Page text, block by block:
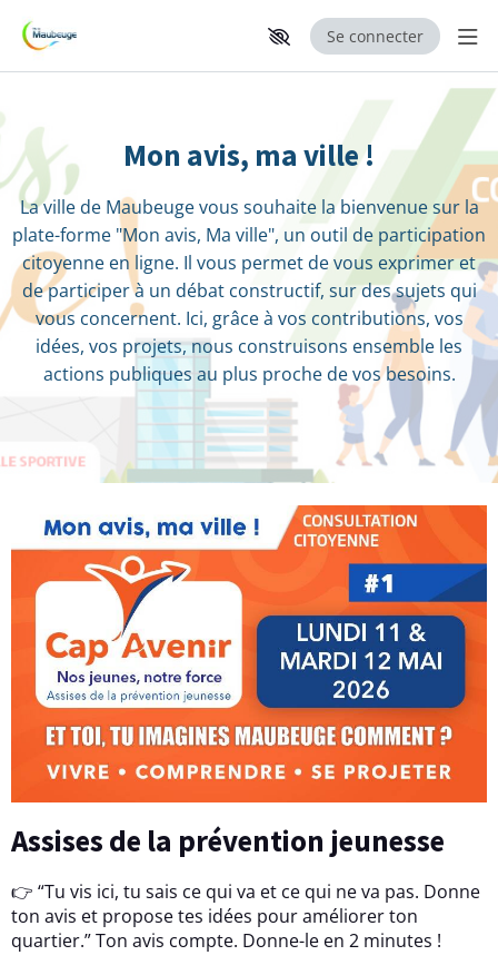
Se connecter
a
r
c
i
z
t
s
s
t
Mon avis, ma ville !
La ville de Maubeuge vous souhaite la bienvenue sur la
plate-forme "Mon avis, Ma ville", un outil de participation
citoyenne en ligne. Il vous permet de vous exprimer et
de participer à un débat constructif, sur des sujets qui
vous concernent. Ici, grâce à vos contributions, vos
idées, vos projets, nous construisons ensemble les
actions publiques au plus proche de vos besoins.
Assises de la prévention jeunesse
👉 “Tu vis ici, tu sais ce qui va et ce qui ne va pas. Donne
ton avis et propose tes idées pour améliorer ton
quartier.” Ton avis compte. Donne-le en 2 minutes !